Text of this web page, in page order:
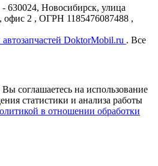
Новосибирск, улица
офис 2 , ОГРН 1185476087488 ,
DoktorMobil.ru . Все
соглашаетесь на использование
статистики и анализа работы
в отношении обработки